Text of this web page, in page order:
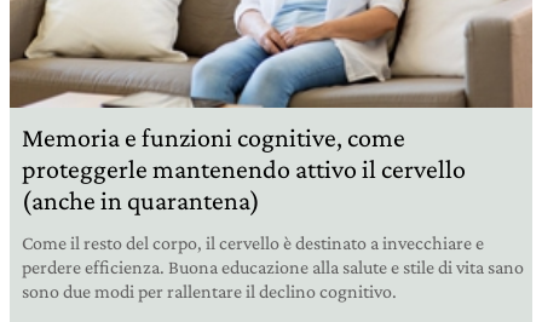
Memoria e funzioni cognitive, come
proteggerle mantenendo attivo il cervello
(anche in quarantena)
Come il resto del corpo, il cervello è destinato a invecchiare e
perdere efficienza. Buona educazione alla salute e stile di vita sano
sono due modi per rallentare il declino cognitivo.